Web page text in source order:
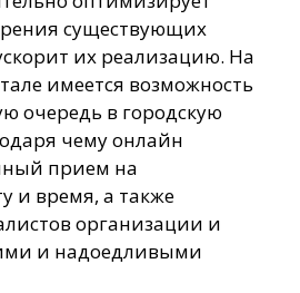
существующих
их реализацию. На
имеется возможность
очередь в городскую
чему онлайн
прием на
и время, а также
организации и
и надоедливыми